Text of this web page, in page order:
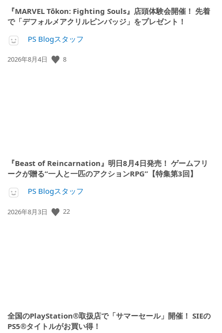
『MARVEL Tōkon: Fighting Souls』店頭体験会開催！ 先着
で「デフォルメアクリルピンバッジ」をプレゼント！
PS Blogスタッフ
公
2026年8月4日 8
『Beast of Reincarnation』明日8月4日発売！ ゲームフリ
ークが贈る“一人と一匹のアクションRPG”【特集第3回】
PS Blogスタッフ
公
2026年8月3日 22
全国のPlayStation®取扱店で「サマーセール」開催！ SIEの
PS5®タイトルがお買い得！